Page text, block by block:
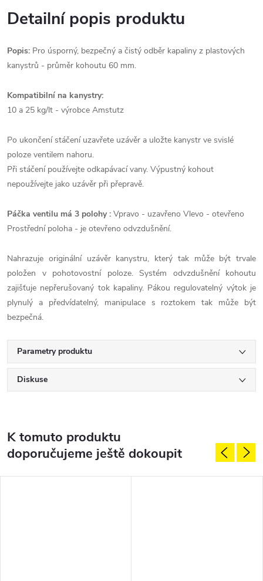
Detailní popis produktu
Popis: Pro úsporný, bezpečný a čistý odběr kapaliny z plastových
kanystrů - průměr kohoutu 60 mm.
Kompatibilní na kanystry:
10 a 25 kg/lt - výrobce Amstutz
Po ukončení stáčení uzavřete uzávěr a uložte kanystr ve svislé
poloze ventilem nahoru.
Při stáčení používejte odkapávací vany. Výpustný kohout
nepoužívejte jako uzávěr při přepravě.
Páčka ventilu má 3 polohy : Vpravo - uzavřeno Vlevo - otevřeno
Prostřední poloha - je otevřeno odvzdušnění.
Nahrazuje originální uzávěr kanystru, který tak může být trvale
položen v pohotovostní poloze. Systém odvzdušnění kohoutu
zajišťuje nepřerušovaný tok kapaliny. Pákou regulovatelný výtok je
plynulý a předvídatelný, manipulace s roztokem tak může být
bezpečná.
Parametry produktu
Diskuse
K tomuto produktu
doporučujeme ještě dokoupit